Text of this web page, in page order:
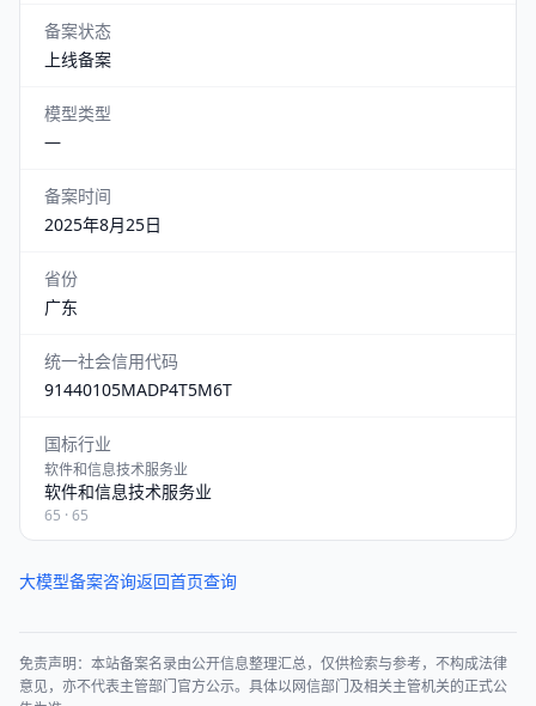
备案状态
上线备案
模型类型
—
备案时间
2025年8月25日
省份
广东
统一社会信用代码
91440105MADP4T5M6T
国标行业
软件和信息技术服务业
软件和信息技术服务业
65 · 65
大模型备案咨询返回首页查询
免责声明：本站备案名录由公开信息整理汇总，仅供检索与参考，不构成法律
意见，亦不代表主管部门官方公示。具体以网信部门及相关主管机关的正式公